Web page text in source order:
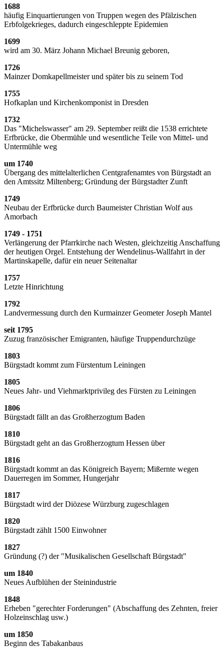
1688
häufig Einquartierungen von Truppen wegen des Pfälzischen
Erbfolgekrieges, dadurch eingeschleppte Epidemien
1699
wird am 30. März Johann Michael Breunig geboren,
1726
Mainzer Domkapellmeister und später bis zu seinem Tod
1755
Hofkaplan und Kirchenkomponist in Dresden
1732
Das "Michelswasser" am 29. September reißt die 1538 errichtete
Erfbrücke, die Obermühle und wesentliche Teile von Mittel- und
Untermühle weg
um 1740
Übergang des mittelalterlichen Centgrafenamtes von Bürgstadt an
den Amtssitz Miltenberg; Gründung der Bürgstadter Zunft
1749
Neubau der Erfbrücke durch Baumeister Christian Wolf aus
Amorbach
1749 - 1751
Verlängerung der Pfarrkirche nach Westen, gleichzeitig Anschaffung
der heutigen Orgel. Entstehung der Wendelinus-Wallfahrt in der
Martinskapelle, dafür ein neuer Seitenaltar
1757
Letzte Hinrichtung
1792
Landvermessung durch den Kurmainzer Geometer Joseph Mantel
seit 1795
Zuzug französischer Emigranten, häufige Truppendurchzüge
1803
Bürgstadt kommt zum Fürstentum Leiningen
1805
Neues Jahr- und Viehmarktprivileg des Fürsten zu Leiningen
1806
Bürgstadt fällt an das Großherzogtum Baden
1810
Bürgstadt geht an das Großherzogtum Hessen über
1816
Bürgstadt kommt an das Königreich Bayern; Mißernte wegen
Dauerregen im Sommer, Hungerjahr
1817
Bürgstadt wird der Diözese Würzburg zugeschlagen
1820
Bürgstadt zählt 1500 Einwohner
1827
Gründung (?) der "Musikalischen Gesellschaft Bürgstadt"
um 1840
Neues Aufblühen der Steinindustrie
1848
Erheben "gerechter Forderungen" (Abschaffung des Zehnten, freier
Holzeinschlag usw.)
um 1850
Beginn des Tabakanbaus